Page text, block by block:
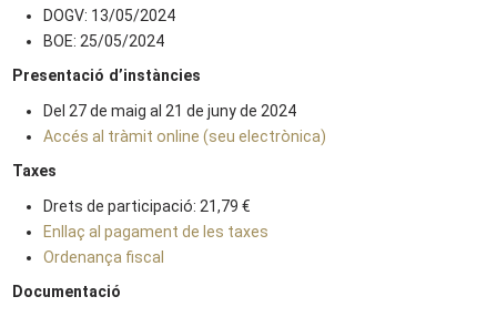
DOGV: 13/05/2024
BOE: 25/05/2024
Presentació d’instàncies
Del 27 de maig al 21 de juny de 2024
Accés al tràmit online (seu electrònica)
Taxes
Drets de participació: 21,79 €
Enllaç al pagament de les taxes
Ordenança fiscal
Documentació